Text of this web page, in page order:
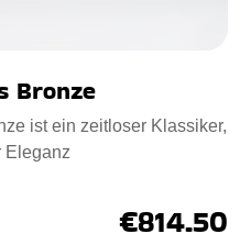
Bronze
ist ein zeitloser Klassiker,
Eleganz
€814.50